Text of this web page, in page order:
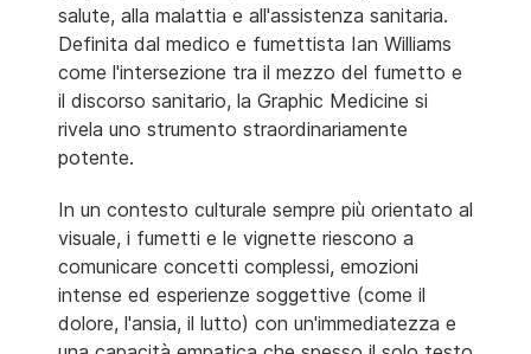
salute, alla malattia e all'assistenza sanitaria.
Definita dal medico e fumettista Ian Williams
come l'intersezione tra il mezzo del fumetto e
il discorso sanitario, la Graphic Medicine si
rivela uno strumento straordinariamente
potente.
In un contesto culturale sempre più orientato al
visuale, i fumetti e le vignette riescono a
comunicare concetti complessi, emozioni
intense ed esperienze soggettive (come il
dolore, l'ansia, il lutto) con un'immediatezza e